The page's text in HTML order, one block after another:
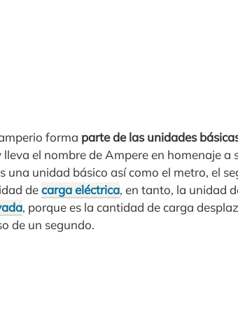
forma parte de las unidades
lleva el nombre de Ampere en homenaje a
una unidad básico así como el metro, el
decarga eléctrica, en tanto, la unidad
, porque es la cantidad de carga
de un segundo.